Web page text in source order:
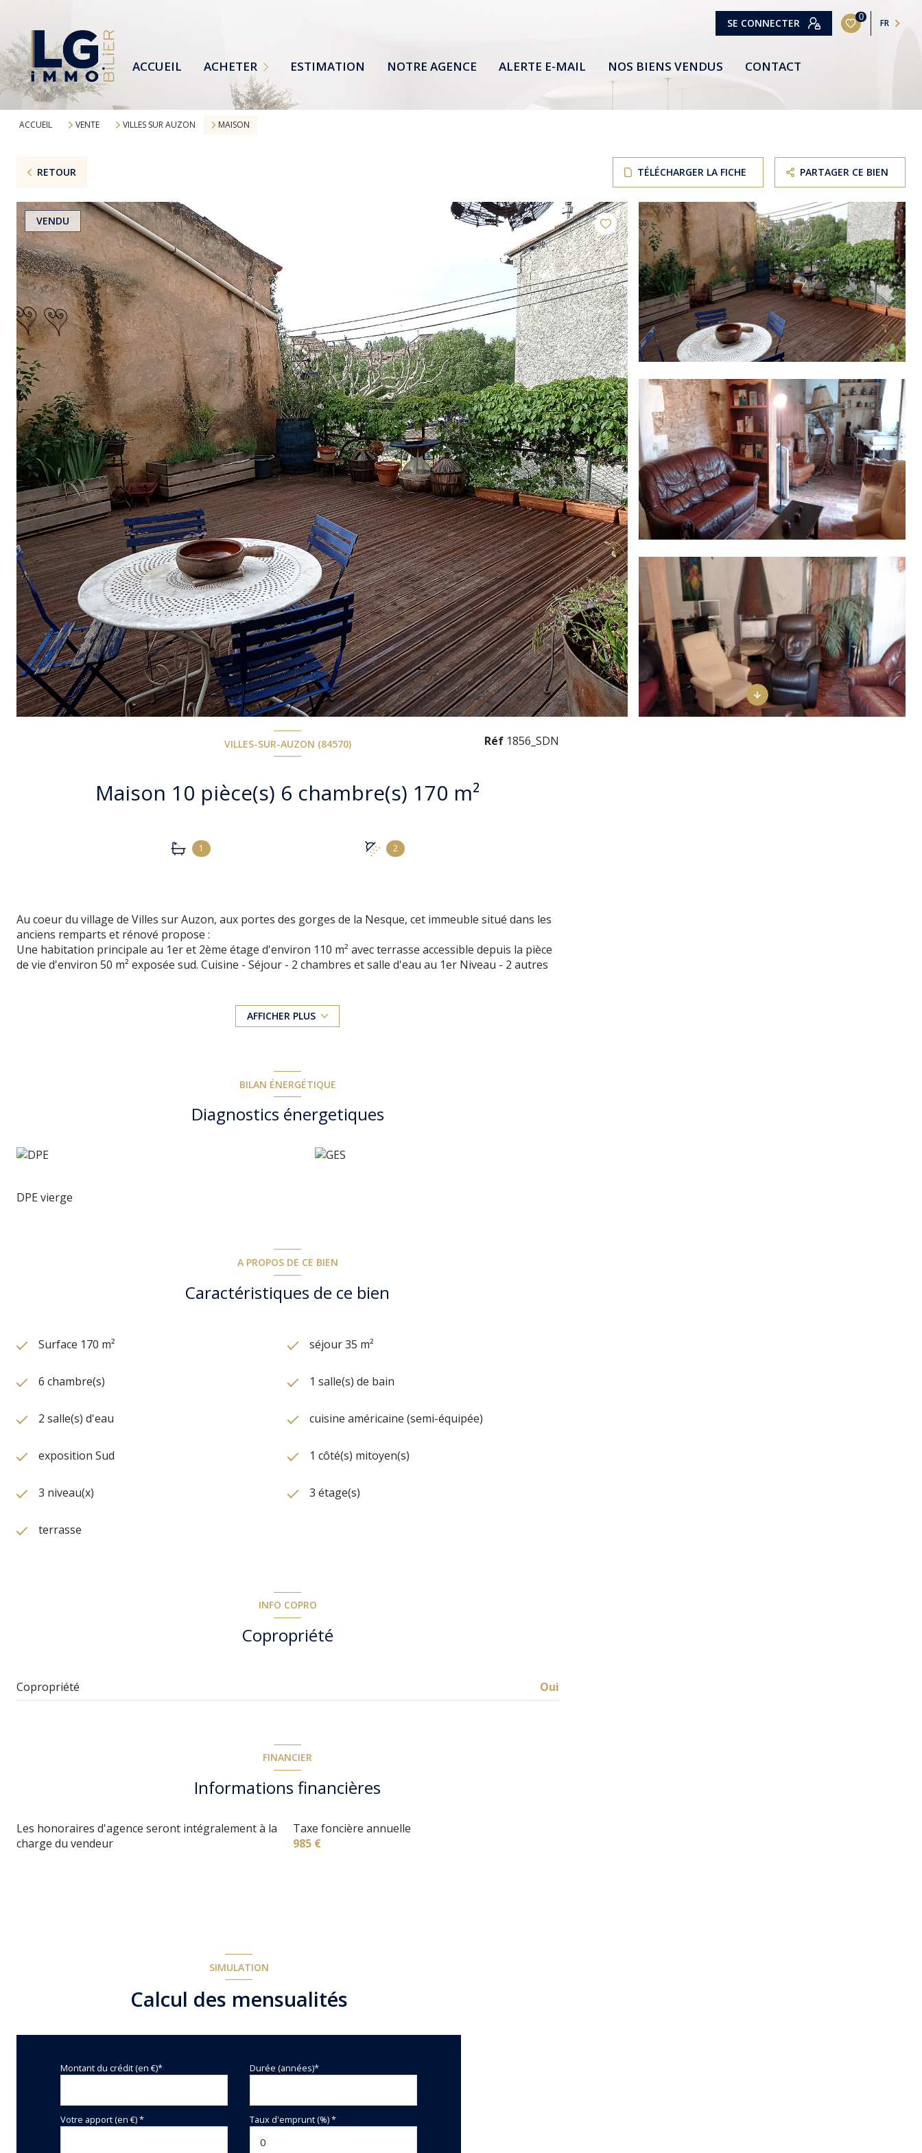
SE CONNECTER 0
FR
ACCUEIL ACHETER
TERRAINS
APPARTEMENTS
ESTIMATION NOTRE AGENCE ALERTE E-MAIL NOS BIENS VENDUS CONTACT
ACCUEIL VENTE VILLES SUR AUZON MAISON
RETOUR TÉLÉCHARGER LA FICHE PARTAGER CE BIEN
VENDU
VILLES-SUR-AUZON (84570)
Maison 10 pièce(s) 6 chambre(s) 170 m²
1 2
Réf 1856_SDN
Au coeur du village de Villes sur Auzon, aux portes des gorges de la Nesque, cet immeuble situé dans les
anciens remparts et rénové propose :
Une habitation principale au 1er et 2ème étage d'environ 110 m² avec terrasse accessible depuis la pièce
de vie d'environ 50 m² exposée sud. Cuisine - Séjour - 2 chambres et salle d'eau au 1er Niveau - 2 autres
Un studio avec accès direct sur rue au RDC.
Doubles vitrages bois, isolation des murs, tomettes, parefeuilles et murs en pierres ont été bien mis en
AFFICHER PLUS
BILAN ÉNERGÉTIQUE
Diagnostics énergetiques
DPE vierge
A PROPOS DE CE BIEN
Caractéristiques de ce bien
Surface 170 m² séjour 35 m²
6 chambre(s) 1 salle(s) de bain
2 salle(s) d'eau cuisine américaine (semi-équipée)
exposition Sud 1 côté(s) mitoyen(s)
3 niveau(x) 3 étage(s)
terrasse
INFO COPRO
Copropriété
Copropriété Oui
FINANCIER
Informations financières
Les honoraires d'agence seront intégralement à la
charge du vendeur
Taxe foncière annuelle
985 €
SIMULATION
Calcul des mensualités
Montant du crédit (en €)* Durée (années)*
Votre apport (en €) * Taux d'emprunt (%) *